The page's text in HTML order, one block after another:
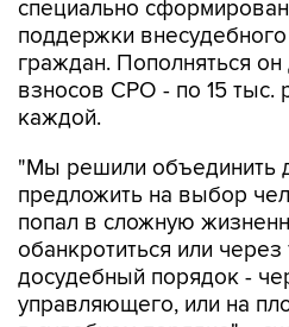
специально
поддержки внесудебного
граждан. Пополняться
взносов СРО - по 15 тыс.
каждой.
"Мы решили объединить
предложить на выбор
попал в сложную
обанкротиться или
досудебный порядок -
управляющего, или на